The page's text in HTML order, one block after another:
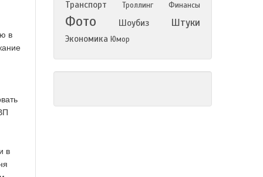
в
в
Транспорт Троллинг Финансы
Фото Шоубиз Штуки
Экономика Юмор